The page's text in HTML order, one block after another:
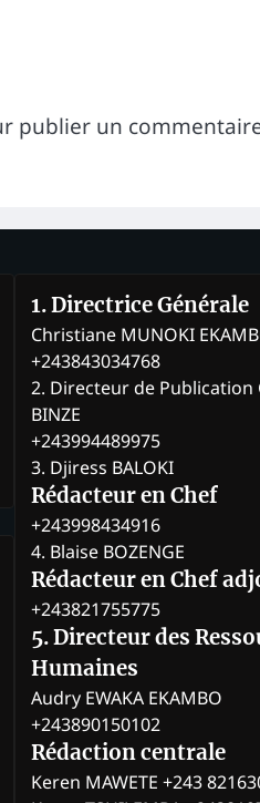
publier un
1. Directrice Générale
Christiane MUNOKI
+243843034768
2. Directeur de
BINZE
+243994489975
3. Djiress BALOKI
Rédacteur en Chef
+243998434916
4. Blaise BOZENGE
Rédacteur en Chef
+243821755775
5. Directeur des
Humaines
Audry EWAKA EKAMBO
+243890150102
Rédaction centrale
Keren MAWETE +243